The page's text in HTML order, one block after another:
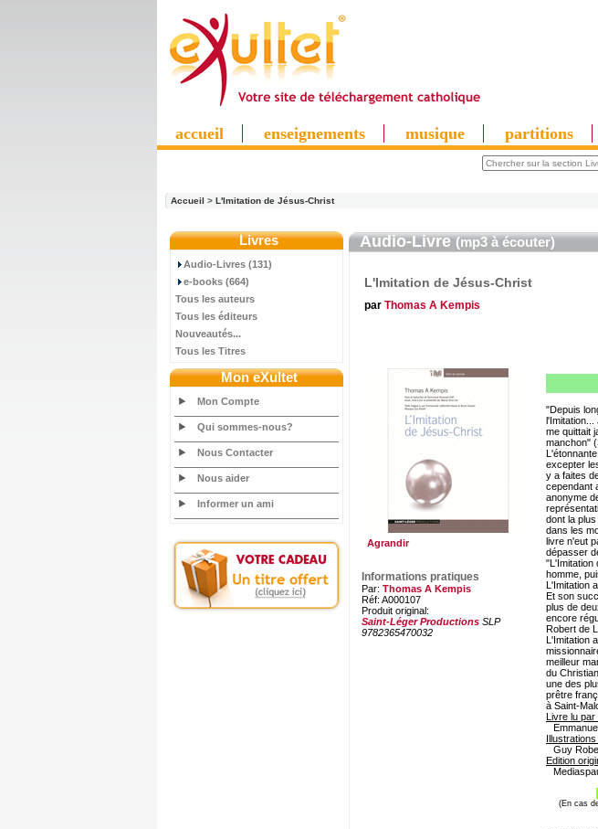
accueil enseignements musique partitions
Accueil > L'Imitation de Jésus-Christ
Livres
Audio-Livres (131)
e-books (664)
Tous les auteurs
Tous les éditeurs
Nouveautés...
Tous les Titres
Mon eXultet
Mon Compte
Qui sommes-nous?
Nous Contacter
Nous aider
Informer un ami
Audio-Livre(mp3 à écouter)
L'Imitation de Jésus-Christ
par Thomas A Kempis
Agrandir
Informations pratiques
Par: Thomas A Kempis
Réf: A000107
Produit original:
Saint-Léger Productions SLP
9782365470032
"Depuis
me quittait
manchon"
excepter
y a faites
cependant
anonyme
dont la
dans les
livre n'eut
dépasser
"L'Imitation
homme,
L'Imitation
Et son
plus de
encore
Robert de
L'Imitation
meilleur
du
une des
prêtre
à Saint-
Livre lu par
Guy
Edition
(En cas